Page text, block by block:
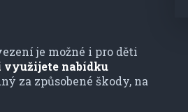
je možné i pro děti
využijete nabídku
za způsobené škody, na